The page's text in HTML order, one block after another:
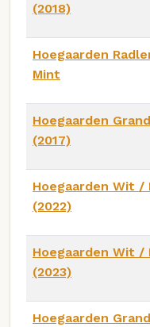
(2018)
Hoegaarden
Mint
Hoegaarden
(2017)
Hoegaarden Wit /
(2022)
Hoegaarden Wit /
(2023)
Hoegaarden